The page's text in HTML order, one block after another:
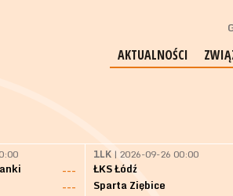
AKTUALNOŚCI
---
---
1LK | 2026-09-26 00:00
ŁKS Łódź
Sparta Ziębice